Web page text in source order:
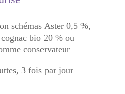
schémas Aster 0,5 %,
bio 20 % ou
conservateur
3 fois par jour